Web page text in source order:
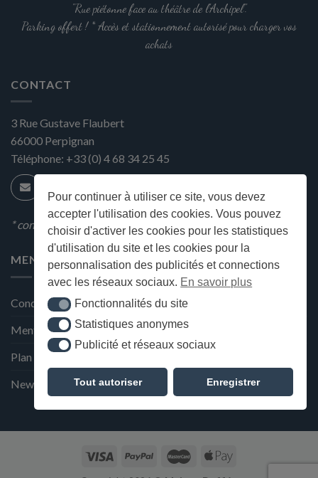
Pour continuer à utiliser ce site, vous devez
accepter l'utilisation des cookies. Vous pouvez
choisir d'activer les cookies pour les statistiques
d'utilisation du site et les cookies pour la
personnalisation des publicités et connections
avec les réseaux sociaux. En savoir plus
Fonctionnalités du site
Fonctionnalités du site
Statistiques anonymes
Statistiques anonymes
Publicité et réseaux sociaux
Publicité et réseaux sociaux
Tout autoriser Enregistrer
"Rue piétonne face au théâtre de l'Archipel".
Parking offert ! * Accès et stationnement autorisé pour charger vos
achats
CONTACT
3 Rue Gustave Flaubert
66000 Perpignan
Téléphone: +33 (0) 4 68 34 25 45
* condition en magasin
MENU
Conditions générales de ventes
Mentions Légales et Politique de confidentialité
Plan du site
Newsletter de la Maison Deffès